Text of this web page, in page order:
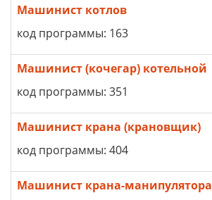
Машинист котлов
код программы: 163
Машинист (кочегар) котельной
код программы: 351
Машинист крана (крановщик)
код программы: 404
Машинист крана-манипулятора